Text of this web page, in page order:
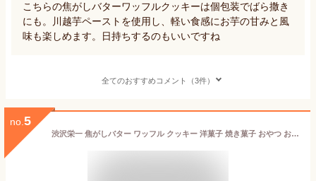
こちらの焦がしバターワッフルクッキーは個包装でばら撒き
にも。川越芋ペーストを使用し、軽い食感にお芋の甘みと風
味も楽しめます。日持ちするのもいいですね
全てのおすすめコメント（3件）
no. 5
渋沢栄一 焦がしバター ワッフル クッキー 洋菓子 焼き菓子 おやつ お土産 おみやげ 新紙幣 大河ドラマ 深谷市 shibusawa 埼玉みやげ ケヤキ堂